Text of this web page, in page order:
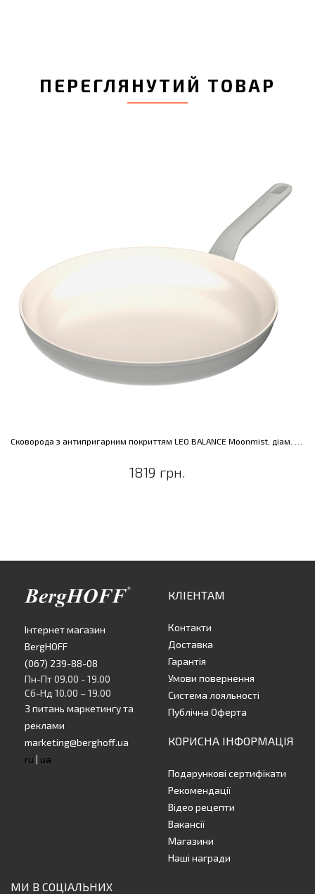
ПЕРЕГЛЯНУТИЙ ТОВАР
1819 грн.
Інтернет магазин
BergHOFF
(067) 239-88-08
Пн-Пт 09.00 - 19.00
Сб-Нд 10.00 – 19.00
З питань маркетингу та
реклами
marketing@berghoff.ua
ru
ua
КЛІЕНТАМ
Контакти
Доставка
Гарантія
Умови повернення
Система лояльності
Публічна Оферта
КОРИСНА ІНФОРМАЦІЯ
Подарункові сертифікати
Рекомендації
Відео рецепти
Вакансії
Магазини
Наші награди
МИ В СОЦІАЛЬНИХ